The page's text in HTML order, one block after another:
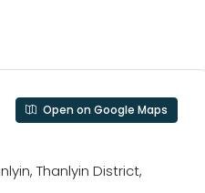
Open on Google Maps
Thanlyin District,